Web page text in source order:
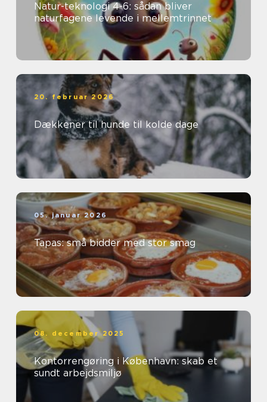
Natur-teknologi 4-6: sådan bliver
naturfagene levende i mellemtrinnet
20. februar 2026
Dækkener til hunde til kolde dage
05. januar 2026
Tapas: små bidder med stor smag
08. december 2025
Kontorrengøring i København: skab et
sundt arbejdsmiljø